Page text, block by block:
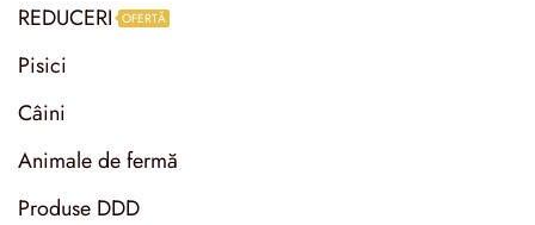
REDUCERI OFERTĂ
Pisici
Câini
Animale de fermă
Produse DDD